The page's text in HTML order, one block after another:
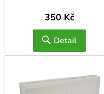
350 Kč
Detail